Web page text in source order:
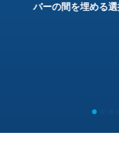
バーの間を埋める